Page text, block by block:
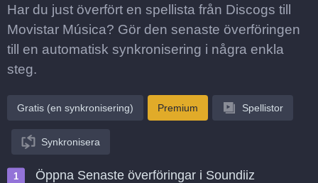
Har du just överfört en spellista från Discogs till
Movistar Música? Gör den senaste överföringen
till en automatisk synkronisering i några enkla
steg.
Gratis (en synkronisering) Premium Spellistor
Synkronisera
Öppna Senaste överföringar i Soundiiz